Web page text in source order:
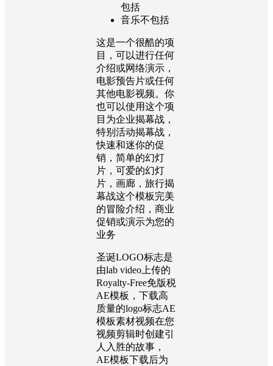
包括
音乐不包括
这是一个很酷的项
目，可以进行任何
介绍或网络演示，
电影预告片或任何
其他电影视频。你
也可以使用这个项
目为企业揭幕战，
特别活动揭幕战，
快速和迷你的促
销，简单的幻灯
片，可爱的幻灯
片，画廊，旅行揭
幕战这个模板完美
的冒险介绍，商业
促销或演示为您的
业务
圣诞LOGO标志是
由lab video上传的
Royalty-Free免版税
AE模板，下载高
质量的logo标志AE
模板素材视频在您
视频剪辑时创建引
人入胜的故事，
AE模板下载后为